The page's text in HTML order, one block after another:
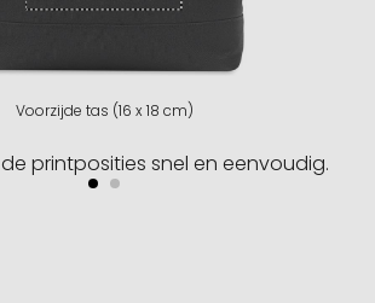
Voorzijde tas (16 x 18 cm)
de printposities snel en eenvoudig.